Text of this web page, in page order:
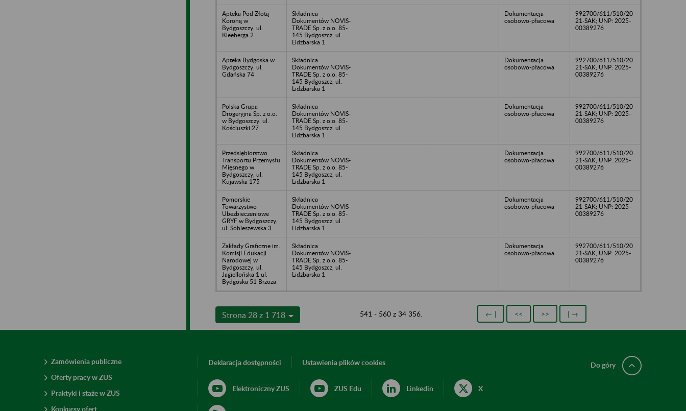
Apteka Pod Złotą
Koroną w
Bydgoszczy, ul.
Kleeberga 2
Składnica
Dokumentów NOVIS-
TRADE Sp. z o.o. 85-
145 Bydgoszcz, ul.
Lidzbarska 1
Dokumentacja
osobowo-płacowa
992700/611/510/20
21-SAK; UNP: 2025-
00389276
Apteka Bydgoska w
Bydgoszczy, ul.
Gdańska 74
Składnica
Dokumentów NOVIS-
TRADE Sp. z o.o. 85-
145 Bydgoszcz, ul.
Lidzbarska 1
Dokumentacja
osobowo-płacowa
992700/611/510/20
21-SAK; UNP: 2025-
00389276
Polska Grupa
Drogeryjna Sp. z o.o.
w Bydgoszczy, ul.
Kościuszki 27
Składnica
Dokumentów NOVIS-
TRADE Sp. z o.o. 85-
145 Bydgoszcz, ul.
Lidzbarska 1
Dokumentacja
osobowo-płacowa
992700/611/510/20
21-SAK; UNP: 2025-
00389276
Przedsiębiorstwo
Transportu Przemysłu
Mięsnego w
Bydgoszczy, ul.
Kujawska 175
Składnica
Dokumentów NOVIS-
TRADE Sp. z o.o. 85-
145 Bydgoszcz, ul.
Lidzbarska 1
Dokumentacja
osobowo-płacowa
992700/611/510/20
21-SAK; UNP: 2025-
00389276
Pomorskie
Towarzystwo
Ubezbieczeniowe
GRYF w Bydgoszczy,
ul. Sobieszewska 3
Składnica
Dokumentów NOVIS-
TRADE Sp. z o.o. 85-
145 Bydgoszcz, ul.
Lidzbarska 1
Dokumentacja
osobowo-płacowa
992700/611/510/20
21-SAK; UNP: 2025-
00389276
Zakłady Graficzne im.
Komisji Edukacji
Narodowej w
Bydgoszczy, ul.
Jagiellońska 1 ul.
Bydgoska 51 Brzoza
Składnica
Dokumentów NOVIS-
TRADE Sp. z o.o. 85-
145 Bydgoszcz, ul.
Lidzbarska 1
Dokumentacja
osobowo-płacowa
992700/611/510/20
21-SAK; UNP: 2025-
00389276
Strona 28 z 1 718 541 - 560 z 34 356. ← | << >> | →
Zamówienia publiczne
Oferty pracy w ZUS
Praktyki i staże w ZUS
Konkursy ofert
Deklaracja dostępności Ustawienia plików cookies
Elektroniczny ZUS ZUS Edu Linkedin X
Do góry